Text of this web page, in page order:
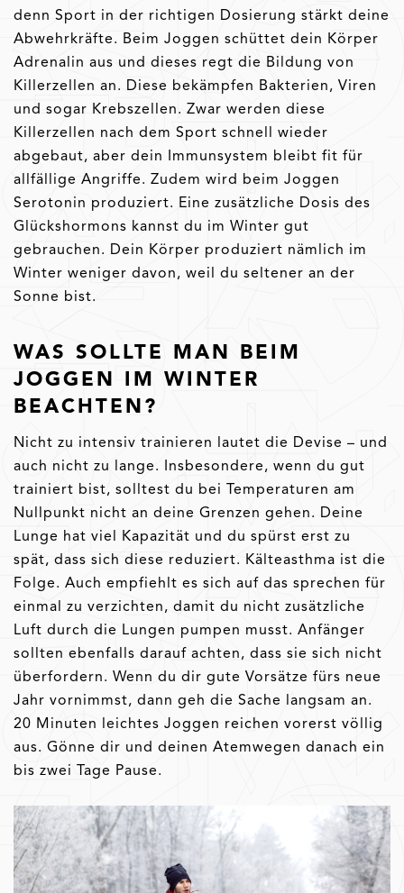
denn Sport in der richtigen Dosierung stärkt deine
Abwehrkräfte. Beim Joggen schüttet dein Körper
Adrenalin aus und dieses regt die Bildung von
Killerzellen an. Diese bekämpfen Bakterien, Viren
und sogar Krebszellen. Zwar werden diese
Killerzellen nach dem Sport schnell wieder
abgebaut, aber dein Immunsystem bleibt fit für
allfällige Angriffe. Zudem wird beim Joggen
Serotonin produziert. Eine zusätzliche Dosis des
Glückshormons kannst du im Winter gut
gebrauchen. Dein Körper produziert nämlich im
Winter weniger davon, weil du seltener an der
Sonne bist.
WAS SOLLTE MAN BEIM
JOGGEN IM WINTER
BEACHTEN?
Nicht zu intensiv trainieren lautet die Devise – und
auch nicht zu lange. Insbesondere, wenn du gut
trainiert bist, solltest du bei Temperaturen am
Nullpunkt nicht an deine Grenzen gehen. Deine
Lunge hat viel Kapazität und du spürst erst zu
spät, dass sich diese reduziert. Kälteasthma ist die
Folge. Auch empfiehlt es sich auf das sprechen für
einmal zu verzichten, damit du nicht zusätzliche
Luft durch die Lungen pumpen musst. Anfänger
sollten ebenfalls darauf achten, dass sie sich nicht
überfordern. Wenn du dir gute Vorsätze fürs neue
Jahr vornimmst, dann geh die Sache langsam an.
20 Minuten leichtes Joggen reichen vorerst völlig
aus. Gönne dir und deinen Atemwegen danach ein
bis zwei Tage Pause.